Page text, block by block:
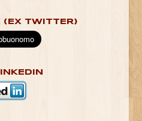
(EX TWITTER)